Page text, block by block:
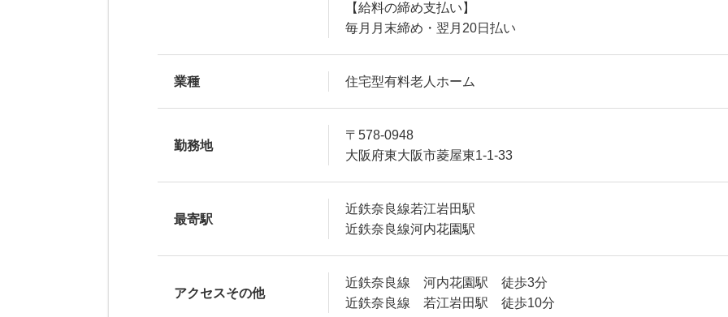
【給料の締め支払い】
毎月月末締め・翌月20日払い
業種 住宅型有料老人ホーム
勤務地
〒578-0948
大阪府東大阪市菱屋東1-1-33
最寄駅
近鉄奈良線若江岩田駅
近鉄奈良線河内花園駅
アクセスその他
近鉄奈良線 河内花園駅 徒歩3分
近鉄奈良線 若江岩田駅 徒歩10分